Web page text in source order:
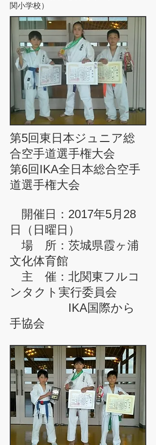
関小学校）
第5回東日本ジュニア総
合空手道選手権大会
第6回IKA全日本総合空手
道選手権大会
開催日：2017年5月28
日（日曜日）
場 所：茨城県霞ヶ浦
文化体育館
主 催：北関東フルコ
ンタクト実行委員会
IKA国際から
手協会